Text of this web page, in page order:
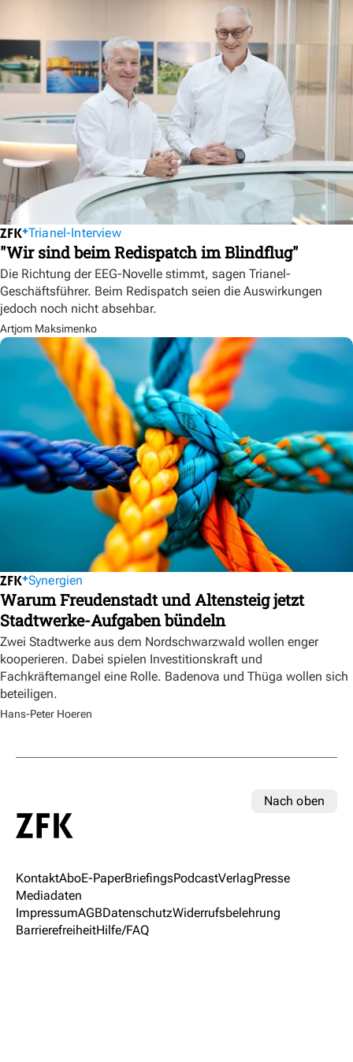
Trianel-Interview
"Wir sind beim Redispatch im Blindflug"
Die Richtung der EEG-Novelle stimmt, sagen Trianel-
Geschäftsführer. Beim Redispatch seien die Auswirkungen
jedoch noch nicht absehbar.
Artjom Maksimenko
Synergien
Warum Freudenstadt und Altensteig jetzt
Stadtwerke-Aufgaben bündeln
Zwei Stadtwerke aus dem Nordschwarzwald wollen enger
kooperieren. Dabei spielen Investitionskraft und
Fachkräftemangel eine Rolle. Badenova und Thüga wollen sich
beteiligen.
Hans-Peter Hoeren
Nach oben
KontaktAboE-PaperBriefingsPodcastVerlagPresse
Mediadaten
ImpressumAGBDatenschutzWiderrufsbelehrung
BarrierefreiheitHilfe/FAQ